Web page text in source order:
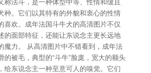
称法斗，是一种体型中等、性情和缓且
种。它们以其特有的外貌和衷心的性情
喜欢。成年法国斗牛犬的高清图片不仅
的面部特征，还能让东说念主更长远地
魔力。 从高清图片中不错看到，成年法
的被毛，典型的“斗牛”脸庞，宽大的额头
给东说念主一种至意可人的嗅觉。它们